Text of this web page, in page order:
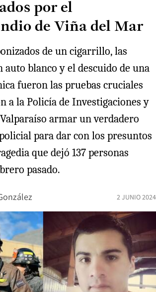
por el
de Viña del Mar
de un cigarrillo, las
auto blanco y el descuido de una
fueron las pruebas cruciales
a la Policía de Investigaciones y
armar un verdadero
para dar con los presuntos
que dejó 137 personas
pasado.
2 JUNIO 2024